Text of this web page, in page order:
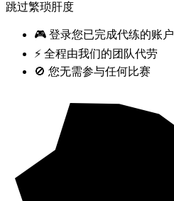
跳过繁琐肝度
🎮 登录您已完成代练的账户
⚡ 全程由我们的团队代劳
🚫 您无需参与任何比赛